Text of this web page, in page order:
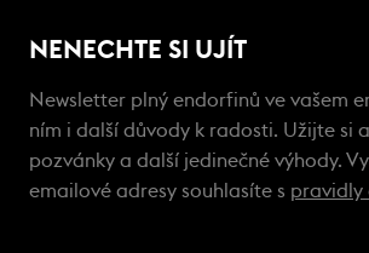
NENECHTE SI UJÍT
Newsletter plný endorfinů ve vašem
ním i další důvody k radosti. Užijte si
pozvánky a další jedinečné výhody.
emailové adresy souhlasíte s pravidly